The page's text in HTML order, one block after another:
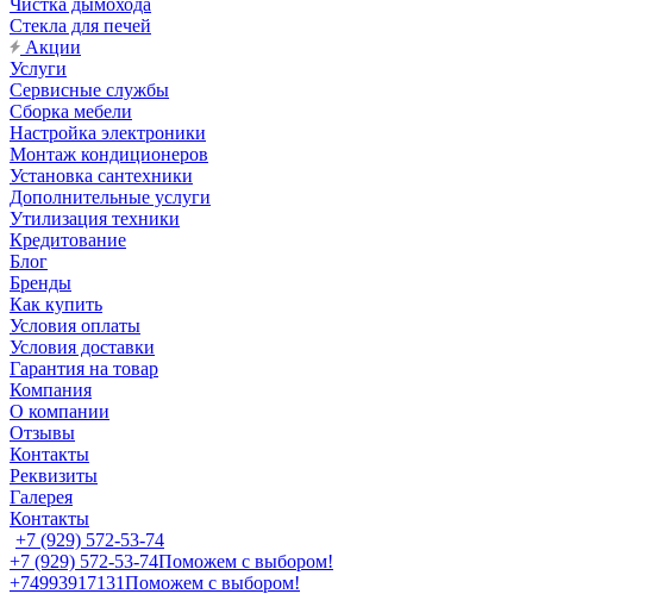
Чистка дымохода
Стекла для печей
Акции
Услуги
Сервисные службы
Сборка мебели
Настройка электроники
Монтаж кондиционеров
Установка сантехники
Дополнительные услуги
Утилизация техники
Кредитование
Блог
Бренды
Как купить
Условия оплаты
Условия доставки
Гарантия на товар
Компания
О компании
Отзывы
Контакты
Реквизиты
Галерея
Контакты
+7 (929) 572-53-74
+7 (929) 572-53-74Поможем с выбором!
+74993917131Поможем с выбором!